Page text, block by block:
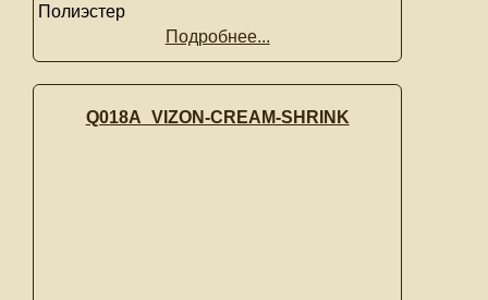
Полиэстер
Подробнее...
Q018A_VIZON-CREAM-SHRINK